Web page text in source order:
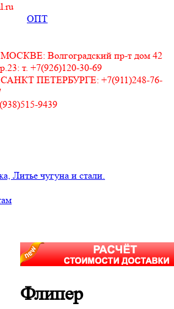
ОПТ
Волгоградский пр-т дом 42
т. +7(926)120-30-69
ПЕТЕРБУРГЕ: +7(911)248-76-
9439
Литье чугуна и стали.
Флипер